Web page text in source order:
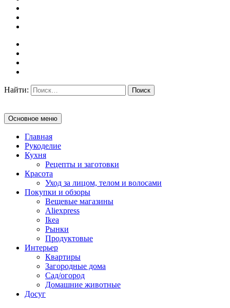
Найти:
Основное меню
Главная
Рукоделие
Кухня
Рецепты и заготовки
Красота
Уход за лицом, телом и волосами
Покупки и обзоры
Вещевые магазины
Aliexpress
Ikea
Рынки
Продуктовые
Интерьер
Квартиры
Загородные дома
Сад/огород
Домашние животные
Досуг